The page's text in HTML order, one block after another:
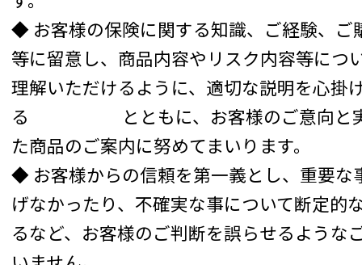
◆ お客様の保険に関する知識、ご経験、ご
等に留意し、商品内容やリスク内容等につ
理解いただけるように、適切な説明を心掛
る とともに、お客様のご意向と実
た商品のご案内に努めてまいります。
◆ お客様からの信頼を第一義とし、重要な
げなかったり、不確実な事について断定的
るなど、お客様のご判断を誤らせるような